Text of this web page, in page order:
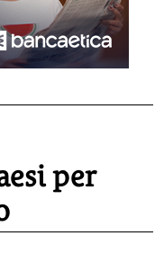
per